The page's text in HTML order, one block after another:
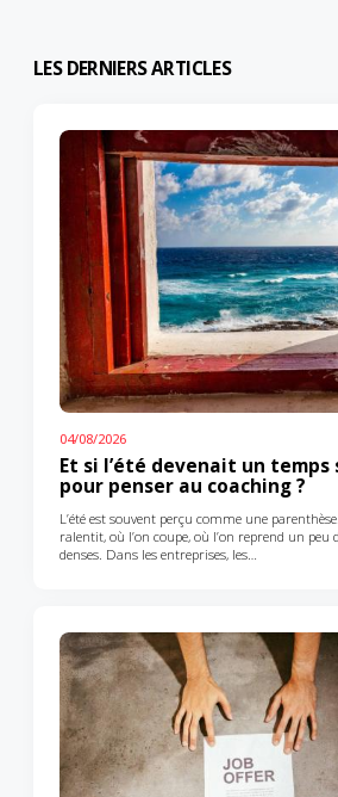
LES DERNIERS ARTICLES
04/08/2026
Et si l’été devenait un
pour penser au coaching ?
L’été est souvent perçu comme une
ralentit, où l’on coupe, où l’on reprend un peu
denses. Dans les entreprises, les…